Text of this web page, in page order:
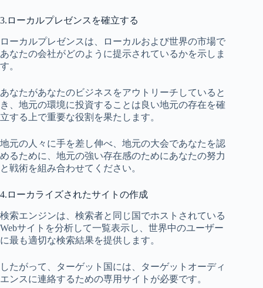
3.ローカルプレゼンスを確立する
ローカルプレゼンスは、ローカルおよび世界の市場で
あなたの会社がどのように提示されているかを示しま
す。
あなたがあなたのビジネスをアウトリーチしていると
き、地元の環境に投資することは良い地元の存在を確
立する上で重要な役割を果たします。
地元の人々に手を差し伸べ、地元の大会であなたを認
めるために、地元の強い存在感のためにあなたの努力
と戦術を組み合わせてください。
4.ローカライズされたサイトの作成
検索エンジンは、検索者と同じ国でホストされている
Webサイトを分析して一覧表示し、世界中のユーザー
に最も適切な検索結果を提供します。
したがって、ターゲット国には、ターゲットオーディ
エンスに連絡するための専用サイトが必要です。